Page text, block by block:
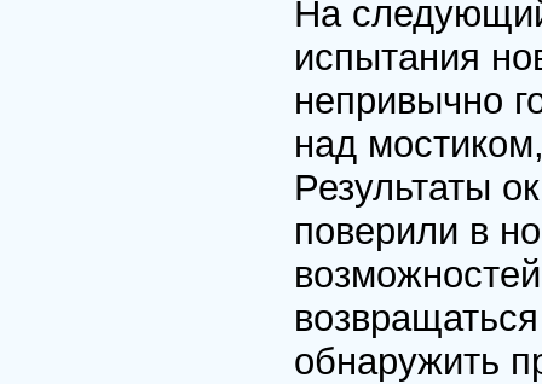
На
испытания
непривычно
над
Результаты
поверили в
обнаружить